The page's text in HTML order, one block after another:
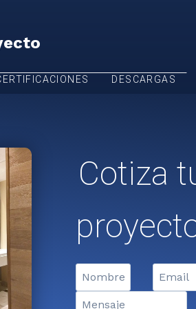
DESCARGAS
Cotiza